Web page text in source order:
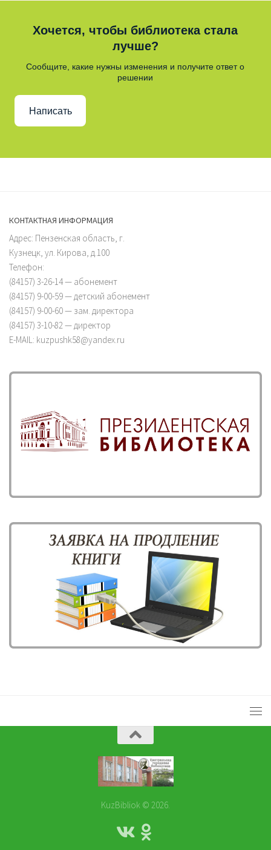
Хочется, чтобы библиотека стала
лучше?
Сообщите, какие нужны изменения и получите ответ о
решении
Написать
КОНТАКТНАЯ ИНФОРМАЦИЯ
Адрес: Пензенская область, г.
Кузнецк, ул. Кирова, д.100
Телефон:
(84157) 3-26-14 — абонемент
(84157) 9-00-59 — детский абонемент
(84157) 9-00-60 — зам. директора
(84157) 3-10-82 — директор
E-MAIL: kuzpushk58@yandex.ru
KuzBibliok © 2026.